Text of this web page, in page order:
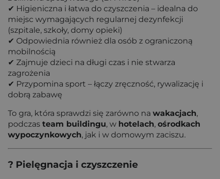
✔ Higieniczna i łatwa do czyszczenia – idealna do
miejsc wymagających regularnej dezynfekcji
(szpitale, szkoły, domy opieki)
✔ Odpowiednia również dla osób z ograniczoną
mobilnością
✔ Zajmuje dzieci na długi czas i nie stwarza
zagrożenia
✔ Przypomina sport – łączy zręczność, rywalizację i
dobrą zabawę
To gra, która sprawdzi się zarówno na wakacjach,
podczas team buildingu, w hotelach, ośrodkach
wypoczynkowych, jak i w domowym zaciszu.
? Pielęgnacja i czyszczenie